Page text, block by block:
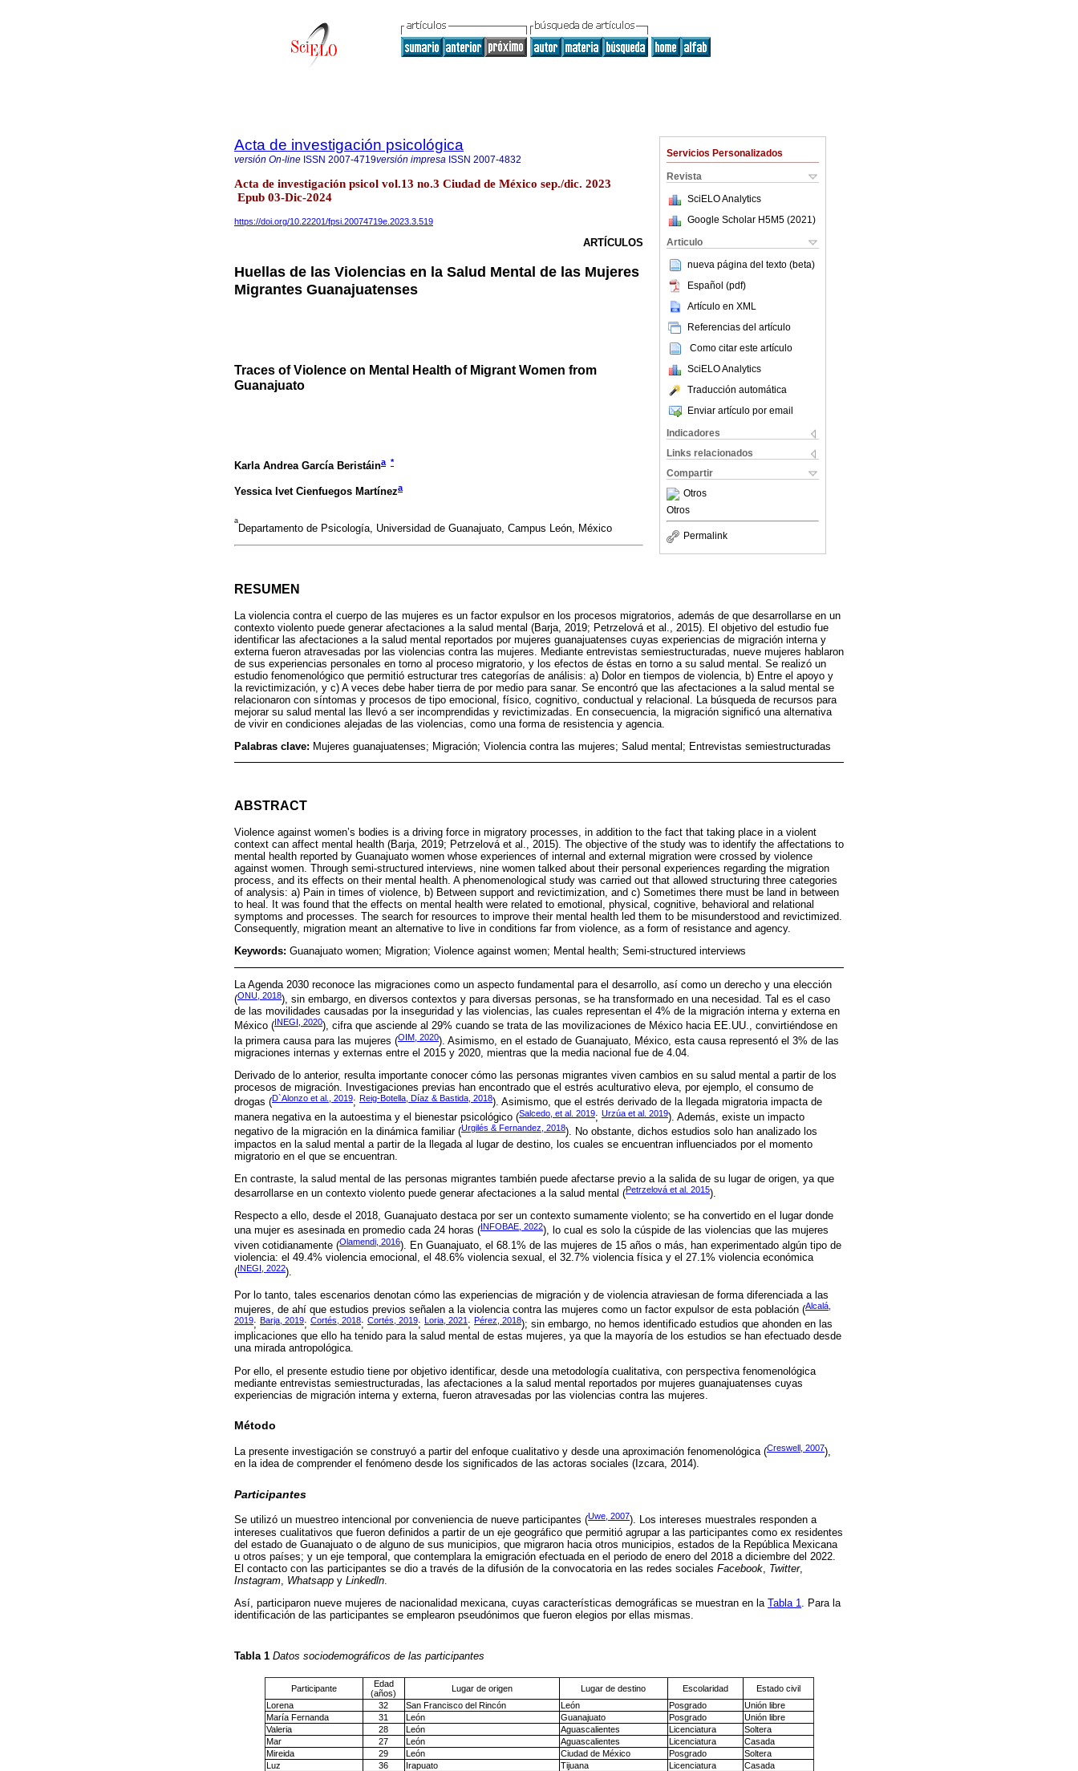
Servicios Personalizados
Revista
SciELO Analytics
Google Scholar H5M5 (2021 )
Articulo
nueva página del texto (beta)
Español (pdf)
Artículo en XML
Referencias del artículo
Como citar este artículo
SciELO Analytics
Traducción automática
Enviar artículo por email
Indicadores
Links relacionados
Compartir
Otros
Otros
Permalink
Acta de investigación psicológica
versión On-line ISSN 2007-4719versión impresa ISSN 2007-4832
Acta de investigación psicol vol.13 no.3 Ciudad de México sep./dic. 2023
Epub 03-Dic-2024
https://doi.org/10.22201/fpsi.20074719e.2023.3.519
ARTÍCULOS
Huellas de las Violencias en la Salud Mental de las Mujeres
Migrantes Guanajuatenses
Traces of Violence on Mental Health of Migrant Women from
Guanajuato
Karla Andrea García Beristáina *
Yessica Ivet Cienfuegos Martíneza
a
Departamento de Psicología, Universidad de Guanajuato, Campus León, México
RESUMEN
La violencia contra el cuerpo de las mujeres es un factor expulsor en los procesos migratorios, además de que desarrollarse en un
contexto violento puede generar afectaciones a la salud mental (Barja, 2019; Petrzelová et al., 2015). El objetivo del estudio fue
identificar las afectaciones a la salud mental reportados por mujeres guanajuatenses cuyas experiencias de migración interna y
externa fueron atravesadas por las violencias contra las mujeres. Mediante entrevistas semiestructuradas, nueve mujeres hablaron
de sus experiencias personales en torno al proceso migratorio, y los efectos de éstas en torno a su salud mental. Se realizó un
estudio fenomenológico que permitió estructurar tres categorías de análisis: a) Dolor en tiempos de violencia, b) Entre el apoyo y
la revictimización, y c) A veces debe haber tierra de por medio para sanar. Se encontró que las afectaciones a la salud mental se
relacionaron con síntomas y procesos de tipo emocional, físico, cognitivo, conductual y relacional. La búsqueda de recursos para
mejorar su salud mental las llevó a ser incomprendidas y revictimizadas. En consecuencia, la migración significó una alternativa
de vivir en condiciones alejadas de las violencias, como una forma de resistencia y agencia.
Palabras clave: Mujeres guanajuatenses; Migración; Violencia contra las mujeres; Salud mental; Entrevistas semiestructuradas
ABSTRACT
Violence against women’s bodies is a driving force in migratory processes, in addition to the fact that taking place in a violent
context can affect mental health (Barja, 2019; Petrzelová et al., 2015). The objective of the study was to identify the affectations to
mental health reported by Guanajuato women whose experiences of internal and external migration were crossed by violence
against women. Through semi-structured interviews, nine women talked about their personal experiences regarding the migration
process, and its effects on their mental health. A phenomenological study was carried out that allowed structuring three categories
of analysis: a) Pain in times of violence, b) Between support and revictimization, and c) Sometimes there must be land in between
to heal. It was found that the effects on mental health were related to emotional, physical, cognitive, behavioral and relational
symptoms and processes. The search for resources to improve their mental health led them to be misunderstood and revictimized.
Consequently, migration meant an alternative to live in conditions far from violence, as a form of resistance and agency.
Keywords: Guanajuato women; Migration; Violence against women; Mental health; Semi-structured interviews
La Agenda 2030 reconoce las migraciones como un aspecto fundamental para el desarrollo, así como un derecho y una elección
(ONU, 2018), sin embargo, en diversos contextos y para diversas personas, se ha transformado en una necesidad. Tal es el caso
de las movilidades causadas por la inseguridad y las violencias, las cuales representan el 4% de la migración interna y externa en
México ( INEGI, 2020), cifra que asciende al 29% cuando se trata de las movilizaciones de México hacia EE.UU., convirtiéndose en
la primera causa para las mujeres (OIM, 2020). Asimismo, en el estado de Guanajuato, México, esta causa representó el 3% de las
migraciones internas y externas entre el 2015 y 2020, mientras que la media nacional fue de 4.04.
Derivado de lo anterior, resulta importante conocer cómo las personas migrantes viven cambios en su salud mental a partir de los
procesos de migración. Investigaciones previas han encontrado que el estrés aculturativo eleva, por ejemplo, el consumo de
drogas (D`Alonzo et al., 2019; Reig-Botella, Díaz & Bastida, 2018). Asimismo, que el estrés derivado de la llegada migratoria impacta de
manera negativa en la autoestima y el bienestar psicológico (Salcedo, et al. 2019; Urzúa et al. 2019). Además, existe un impacto
negativo de la migración en la dinámica familiar (Urgilés & Fernandez, 2018). No obstante, dichos estudios solo han analizado los
impactos en la salud mental a partir de la llegada al lugar de destino, los cuales se encuentran influenciados por el momento
migratorio en el que se encuentran.
En contraste, la salud mental de las personas migrantes también puede afectarse previo a la salida de su lugar de origen, ya que
desarrollarse en un contexto violento puede generar afectaciones a la salud mental (Petrzelová et al. 2015).
Respecto a ello, desde el 2018, Guanajuato destaca por ser un contexto sumamente violento; se ha convertido en el lugar donde
una mujer es asesinada en promedio cada 24 horas ( INFOBAE, 2022), lo cual es solo la cúspide de las violencias que las mujeres
viven cotidianamente (Olamendi, 2016). En Guanajuato, el 68.1% de las mujeres de 15 años o más, han experimentado algún tipo de
violencia: el 49.4% violencia emocional, el 48.6% violencia sexual, el 32.7% violencia física y el 27.1% violencia económica
(INEGI, 2022).
Por lo tanto, tales escenarios denotan cómo las experiencias de migración y de violencia atraviesan de forma diferenciada a las
mujeres, de ahí que estudios previos señalen a la violencia contra las mujeres como un factor expulsor de esta población (Alcalá,
2019; Barja, 2019; Cortés, 2018; Cortés, 2019; Loria, 2021 ; Pérez, 2018); sin embargo, no hemos identificado estudios que ahonden en las
implicaciones que ello ha tenido para la salud mental de estas mujeres, ya que la mayoría de los estudios se han efectuado desde
una mirada antropológica.
Por ello, el presente estudio tiene por objetivo identificar, desde una metodología cualitativa, con perspectiva fenomenológica
mediante entrevistas semiestructuradas, las afectaciones a la salud mental reportados por mujeres guanajuatenses cuyas
experiencias de migración interna y externa, fueron atravesadas por las violencias contra las mujeres.
Método
La presente investigación se construyó a partir del enfoque cualitativo y desde una aproximación fenomenológica (Creswell, 2007),
en la idea de comprender el fenómeno desde los significados de las actoras sociales (Izcara, 2014).
Participantes
Se utilizó un muestreo intencional por conveniencia de nueve participantes (Uwe, 2007). Los intereses muestrales responden a
intereses cualitativos que fueron definidos a partir de un eje geográfico que permitió agrupar a las participantes como ex residentes
del estado de Guanajuato o de alguno de sus municipios, que migraron hacia otros municipios, estados de la República Mexicana
u otros países; y un eje temporal, que contemplara la emigración efectuada en el periodo de enero del 2018 a diciembre del 2022.
El contacto con las participantes se dio a través de la difusión de la convocatoria en las redes sociales Facebook Twitter,
Instagram Whatsapp y Linkedln
Así, participaron nueve mujeres de nacionalidad mexicana, cuyas características demográficas se muestran en la Tabla 1
. Para la
identificación de las participantes se emplearon pseudónimos que fueron elegios por ellas mismas.
Tabla 1 Datos sociodemográficos de las participantes
Participante
Edad
(años)
Lugar de origen Lugar de destino Escolaridad
Estado civil
Lorena
32 San Francisco del Rincón León Posgrado
Unión libre
María Fernanda
31 León Guanajuato Posgrado
Unión libre
Valeria
28 León Aguascalientes Licenciatura
Soltera
Mar
27 León Aguascalientes Licenciatura
Casada
Mireida
29 León Ciudad de México Posgrado
Soltera
Luz
36 Irapuato Tijuana Licenciatura
Casada